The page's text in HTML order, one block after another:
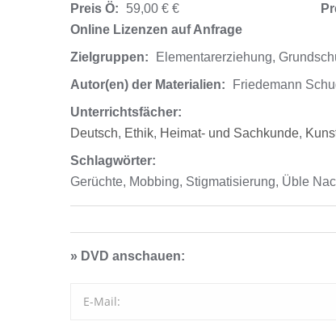
Preis Ö:
59,00 € €
Online Lizenzen auf Anfrage
Zielgruppen:
Elementarerziehung,
Autor(en) der Materialien:
Friedemann
Unterrichtsfächer:
Deutsch, Ethik, Heimat- und Sachkunde,
Schlagwörter:
Gerüchte, Mobbing, Stigmatisierung, Üble
» DVD anschauen: